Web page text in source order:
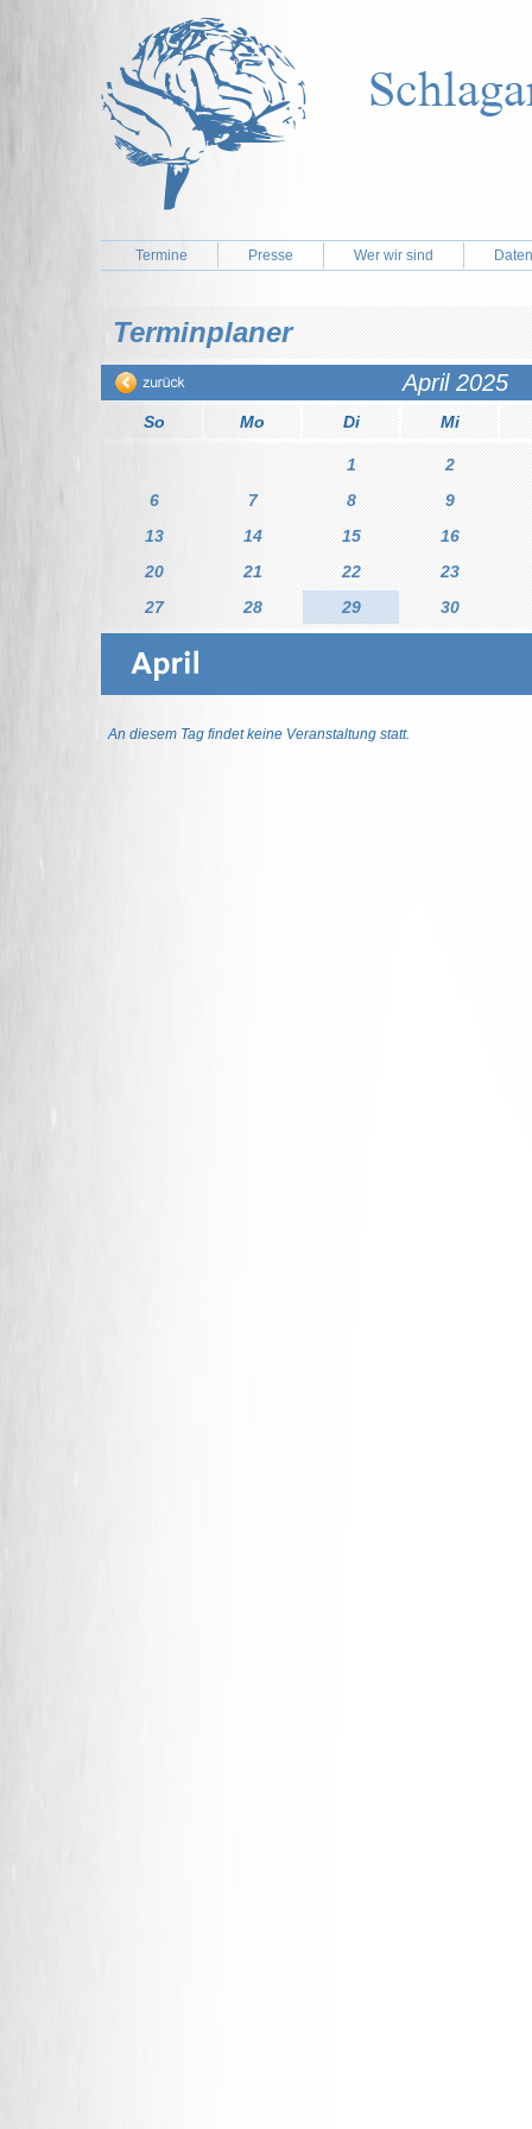
Termine Presse Wer wir sind
Terminplaner
April 2025
So Mo Di Mi
1
2
6
7 8
9
13
14 15
16
20
21 22
23
27
28 29 30
An diesem Tag findet keine Veranstaltung statt.